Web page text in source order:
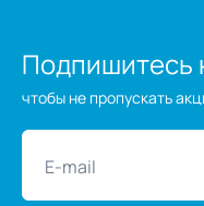
Подпишитесь
чтобы не пропускать